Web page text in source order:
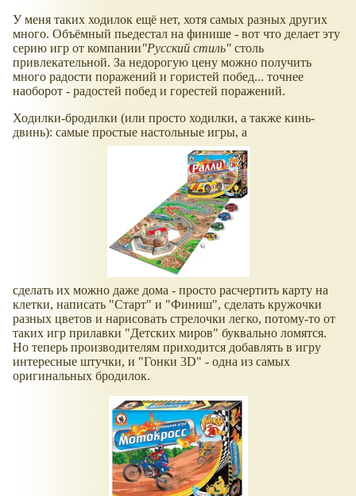
У меня таких ходилок ещё нет, хотя самых разных других
много. Объёмный пьедестал на финише - вот что делает эту
серию игр от компании"Русский стиль" столь
привлекательной. За недорогую цену можно получить
много радости поражений и гористей побед... точнее
наоборот - радостей побед и горестей поражений.
Ходилки-бродилки (или просто ходилки, а также кинь-
двинь): самые простые настольные игры, а
сделать их можно даже дома - просто расчертить карту на
клетки, написать "Старт" и "Финиш", сделать кружочки
разных цветов и нарисовать стрелочки легко, потому-то от
таких игр прилавки "Детских миров" буквально ломятся.
Но теперь производителям приходится добавлять в игру
интересные штучки, и "Гонки 3D" - одна из самых
оригинальных бродилок.